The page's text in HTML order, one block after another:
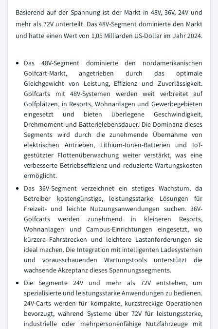
Basierend auf der Spannung ist der Markt in 48V, 36V, 24V und
mehr als 72V unterteilt. Das 48V-Segment dominierte den Markt
und hatte einen Wert von 1,05 Milliarden US-Dollar im Jahr 2024.
Das 48V-Segment dominierte den nordamerikanischen
Golfcart-Markt, angetrieben durch das optimale
Gleichgewicht von Leistung, Effizienz und Zuverlässigkeit.
Golfcarts mit 48V-Systemen werden weit verbreitet auf
Golfplätzen, in Resorts, Wohnanlagen und Gewerbegebieten
eingesetzt und bieten überlegene Geschwindigkeit,
Drehmoment und Batterielebensdauer. Die Dominanz dieses
Segments wird durch die zunehmende Übernahme von
elektrischen Antrieben, Lithium-Ionen-Batterien und IoT-
gestützter Flottenüberwachung weiter verstärkt, was eine
verbesserte Betriebseffizienz und reduzierte Wartungskosten
ermöglicht.
Das 36V-Segment verzeichnet ein stetiges Wachstum, da
Betreiber kostengünstige, leistungsstarke Lösungen für
Freizeit- und leichte Nutzungsanwendungen suchen. 36V-
Golfcarts werden zunehmend in kleineren Resorts,
Wohnanlagen und Campus-Einrichtungen eingesetzt, wo
kürzere Fahrstrecken und leichtere Lastanforderungen sie
ideal machen. Die Integration mit intelligenten Ladesystemen
und vorausschauenden Wartungstools unterstützt die
wachsende Akzeptanz dieses Spannungssegments.
Die Segmente 24V und mehr als 72V entstehen, um
spezialisierte und leistungsstarke Anwendungen zu bedienen.
24V-Carts werden für kompakte, kurzstreckige Operationen
bevorzugt, während Systeme über 72V für leistungsstarke,
industrielle oder mehrpersonenfähige Nutzfahrzeuge mit